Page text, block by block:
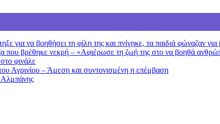
για να βοηθήσει τη φίλη της και πνίγηκε, τα παιδιά φώναζαν για
που βρέθηκε νεκρή – «Αφιέρωσε τη ζωή της στο να βοηθά
φινάλε
Αγρινίου – Άμεση και συντονισμένη η επέμβαση
Αλμπάνης